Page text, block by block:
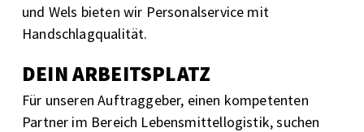
und Wels bieten wir Personalservice mit
Handschlagqualität.
DEIN ARBEITSPLATZ
Für unseren Auftraggeber, einen kompetenten
Partner im Bereich Lebensmittellogistik, suchen